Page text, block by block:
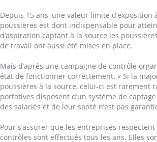
Depuis 15 ans, une valeur limite
poussières est dont indispensable pour
d’aspiration captant à la source les
de travail ont aussi été mises en place.
Mais d’après une campagne de contrôle
état de fonctionner correctement. « Si la
poussières à la source, celui-ci est rarement
portatives disposent d’un système de
des salariés et de leur santé n’est pas
Pour s’assurer que les entreprises
contrôles sont effectués tous les ans. Elles